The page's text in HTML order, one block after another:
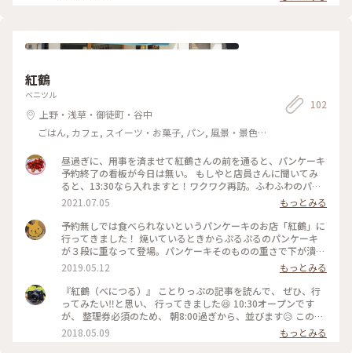
紅鶴
ベニツル
上野・浅草・御徒町・谷中
ごはん, カフェ, スイーツ・お菓子, パン, 風景・景色,
102
昼過ぎに、用事を済ませて紅鶴さんの前を通ると、パンケーキ
予約終了の看板が今日は無い。 もしやと店員さんに聞いてみ
ると、13:30なら入れますと！ワクワク再訪。ふわふわのパン
ケーキ🥞を食べることが出来ました。はちみつとバターに季節
のフルーツ 桃をトッピング🍑期待以上の美味しさに満足です。
2021.07.05
もっとみる
予約無しでは食べられないというパンケーキのお店「紅鶴」に
行ってきました！ 焼いているときからぷるぷるのパンケーキ
が３段に重なって登場。パンケーキそのものの重さで下が潰れ
るふわふわ感！ どの味も丁寧かつ手の込んだ作りで、とても
美味しかったです♪ #カフェ #おいしい時間
2019.05.12
もっとみる
『紅鶴（べにつる）』 ことりっぷの記事を読んで、 ぜひ、行
ってみたい‼️と思い、 行ってきました😆 10:30オープンです
が、 整理券必須のため、 朝8:00過ぎから、並びます😥 この時
間でも、 すでに６名並んでいました😵 （土曜日だったからか
も💦） 無事に、10:55～の整理券をいただき、 食べることが出
2018.05.09 もっとみる